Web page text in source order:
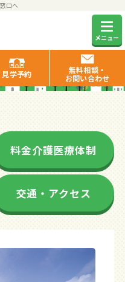
口へ
メニュー
見学予約
無料相談・
お問い合わせ
東寺尾
料金介護医療体制
交通・アクセス